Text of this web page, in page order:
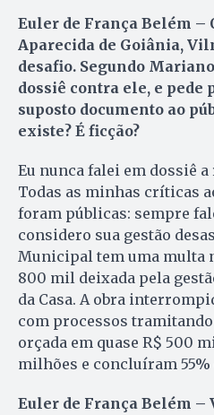
Euler de França Belém –
Aparecida de Goiânia,
desafio. Segundo
dossiê contra ele, e pede
suposto documento ao
existe? É ficção?
Eu nunca falei em dossiê
Todas as minhas críticas
foram públicas: sempre
considero sua gestão
Municipal tem uma multa
800 mil deixada pela
da Casa. A obra
com processos tramitando
orçada em quase R$ 500
milhões e concluíram 55%
Euler de França Belém